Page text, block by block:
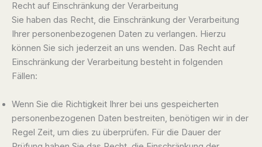
Recht auf Einschränkung der Verarbeitung
Sie haben das Recht, die Einschränkung der Verarbeitung
Ihrer personenbezogenen Daten zu verlangen. Hierzu
können Sie sich jederzeit an uns wenden. Das Recht auf
Einschränkung der Verarbeitung besteht in folgenden
Fällen:
Wenn Sie die Richtigkeit Ihrer bei uns gespeicherten
personenbezogenen Daten bestreiten, benötigen wir in der
Regel Zeit, um dies zu überprüfen. Für die Dauer der